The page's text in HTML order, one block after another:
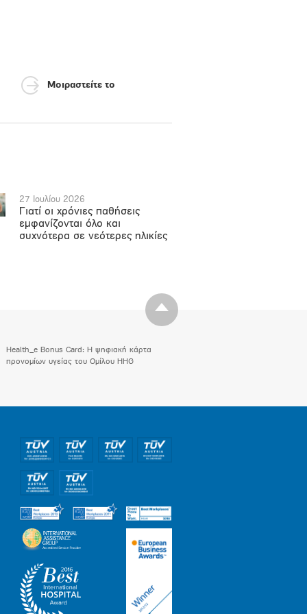
Μοιραστείτε το
27 Ιουλίου 2026
Γιατί οι χρόνιες παθήσεις
εμφανίζονται όλο και
συχνότερα σε νεότερες ηλικίες
Health_e Bonus Card: H ψηφιακή κάρτα
προνομίων υγείας του Ομίλου HHG